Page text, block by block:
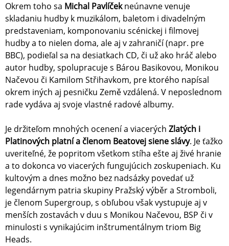
Okrem toho sa Michal Pavlíčekneúnavne venuje
skladaniu hudby k muzikálom, baletom i divadelným
predstaveniam, komponovaniu scénickej i filmovej
hudby a to nielen doma, ale aj v zahraničí (napr. pre
BBC), podieľal sa na desiatkach CD, či už ako hráč alebo
autor hudby, spolupracuje s Bárou Basikovou, Monikou
Načevou či Kamilom Střihavkom, pre ktorého napísal
okrem iných aj pesničku Země vzdálená. V neposlednom
rade vydáva aj svoje vlastné radové albumy.
Je držiteľom mnohých ocenení a viacerých Zlatých i
Platinových platní a členom Beatovej siene slávy. Je ťažko
uveriteľné, že popritom všetkom stíha ešte aj živé hranie
a to dokonca vo viacerých fungujúcich zoskupeniach. Ku
kultovým a dnes možno bez nadsázky povedať už
legendárnym patria skupiny Pražský výběr a Stromboli,
je členom Supergroup, s obľubou však vystupuje aj v
menších zostavách v duu s Monikou Načevou, BSP či v
minulosti s vynikajúcim inštrumentálnym triom Big
Heads.